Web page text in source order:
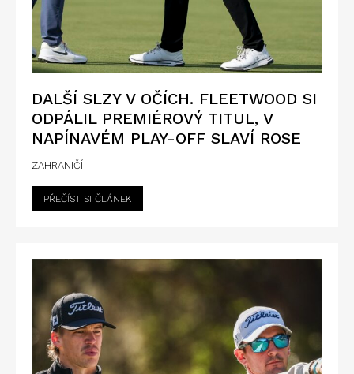
DALŠÍ SLZY V OČÍCH. FLEETWOOD SI
ODPÁLIL PREMIÉROVÝ TITUL, V
NAPÍNAVÉM PLAY-OFF SLAVÍ ROSE
ZAHRANIČÍ
PŘEČÍST SI ČLÁNEK